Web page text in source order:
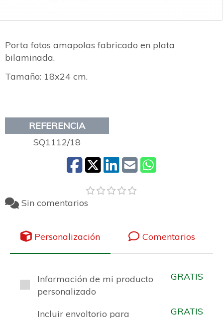
Porta fotos amapolas fabricado en plata
bilaminada.
Tamaño: 18x24 cm.
REFERENCIA
SQ1112/18
Sin comentarios
Personalización Comentarios
Información de mi producto
personalizado
GRATIS
Incluir envoltorio para
GRATIS